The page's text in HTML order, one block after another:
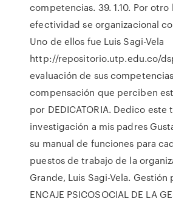
competencias. 39. 1.10. Por otro
efectividad se organizacional
Uno de ellos fue Luis Sagi-Vela
http://repositorio.utp.edu.co/
evaluación de sus
compensación que perciben
por DEDICATORIA. Dedico este
investigación a mis padres
su manual de funciones para
puestos de trabajo de la
Grande, Luis Sagi-Vela. Gestión
ENCAJE PSICOSOCIAL DE LA